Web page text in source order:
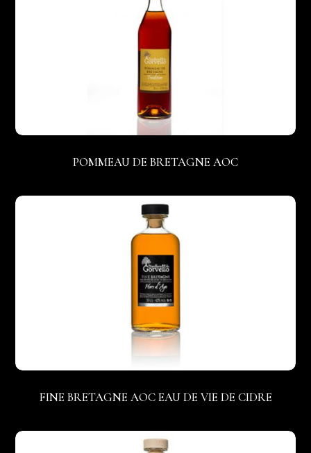
POMMEAU DE BRETAGNE AOC
FINE BRETAGNE AOC EAU DE VIE DE CIDRE